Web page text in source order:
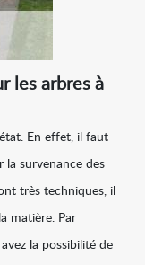
les arbres à
En effet, il faut
la survenance des
très techniques, il
matière. Par
la possibilité de